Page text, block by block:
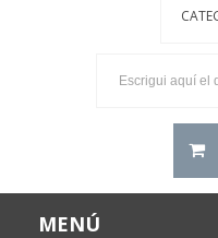
MENÚ